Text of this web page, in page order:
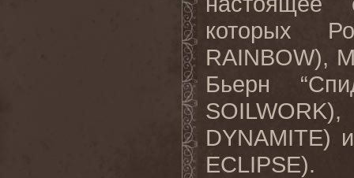
которых
RAINBOW),
Бьерн
SOILWORK),
DYNAMITE)
ECLIPSE).